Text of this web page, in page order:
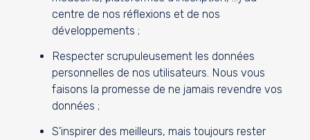
centre de nos réflexions et de nos
développements ;
Respecter scrupuleusement les données
personnelles de nos utilisateurs. Nous vous
faisons la promesse de ne jamais revendre vos
données ;
S'inspirer des meilleurs, mais toujours rester